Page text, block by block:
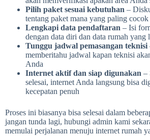
Pilih paket sesuai kebutuhan –
tentang paket mana yang paling
Lengkapi data pendaftaran – Isi
dengan data diri dan data rumah yang
Tunggu jadwal pemasangan teknisi
memberitahu jadwal kapan teknisi
Anda
Internet aktif dan siap digunakan –
selesai, internet Anda langsung bisa
kecepatan penuh
Proses ini biasanya bisa selesai dalam
jangan tunda lagi, hubungi admin kami
memulai perjalanan menuju internet rumah